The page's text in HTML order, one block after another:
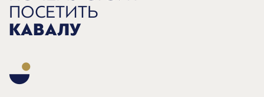
ПОСЕТИТЬ
КАВАЛУ